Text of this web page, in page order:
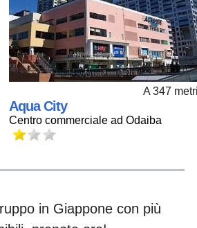
A 347
Aqua City
Centro commerciale ad Odaiba
in Giappone con più